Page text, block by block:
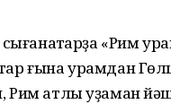
«Рим
ғына урамдан
Рим атлы уҙаман